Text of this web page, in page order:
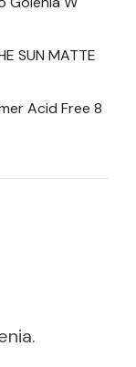
SUN MATTE
Acid Free 8